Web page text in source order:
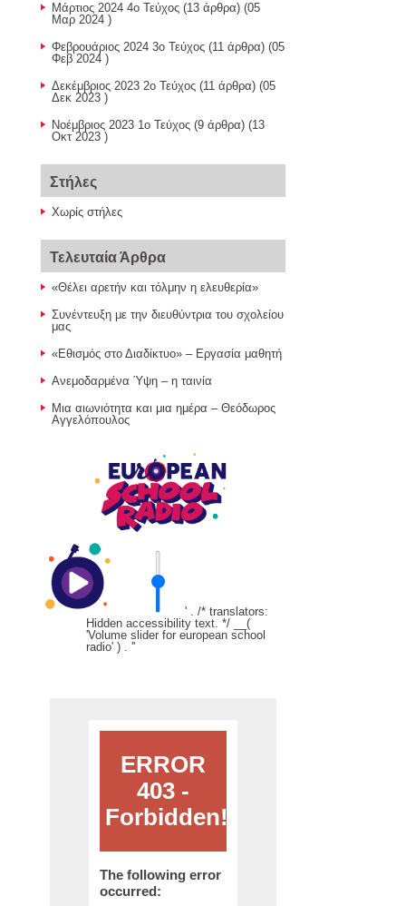
Μάρτιος 2024 4ο Τεύχος (13 άρθρα) (05
Μαρ 2024 )
Φεβρουάριος 2024 3ο Τεύχος (11 άρθρα) (05
Φεβ 2024 )
Δεκέμβριος 2023 2ο Τεύχος (11 άρθρα) (05
Δεκ 2023 )
Nοέμβριος 2023 1ο Τεύχος (9 άρθρα) (13
Οκτ 2023 )
Στήλες
Χωρίς στήλες
Τελευταία Άρθρα
«Θέλει αρετήν και τόλμην η ελευθερία»
Συνέντευξη με την διευθύντρια του σχολείου
μας
«Εθισμός στο Διαδίκτυο» – Εργασία μαθητή
Ανεμοδαρμένα Ύψη – η ταινία
Μια αιωνιότητα και μια ημέρα – Θεόδωρος
Αγγελόπουλος
' . /* translators:
Hidden accessibility text. */ __(
'Volume slider for european school
radio' ) . ''